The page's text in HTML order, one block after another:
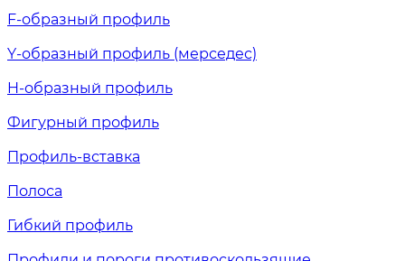
F-образный профиль
Y-образный профиль (мерседес)
H-образный профиль
Фигурный профиль
Профиль-вставка
Полоса
Гибкий профиль